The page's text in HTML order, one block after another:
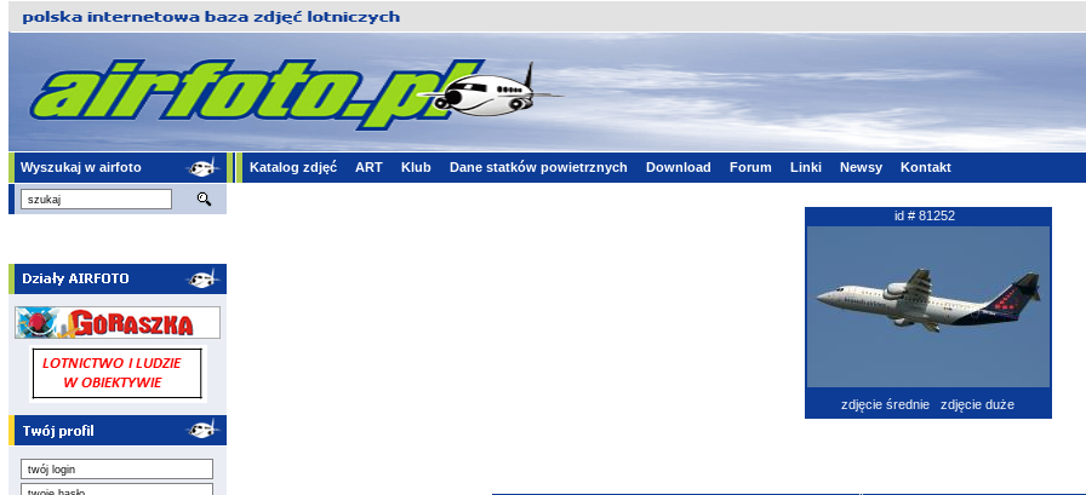
Wyszukaj w airfoto Katalog zdjęć ART Klub Dane statków powietrznych Download Forum Linki Newsy Kontakt
id # 81252
zdjęcie średnie zdjęcie duże